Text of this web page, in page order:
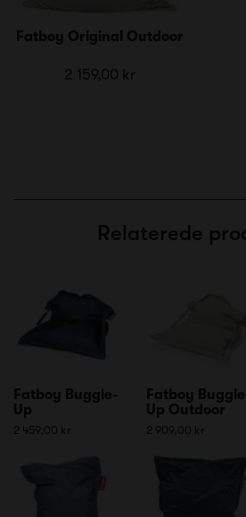
Fatboy Original Outdoor
2 159,00 kr
Relaterede
Fatboy Buggle-
Up
2 459,00 kr
Fatboy
Up Outdoor
2 909,00 kr